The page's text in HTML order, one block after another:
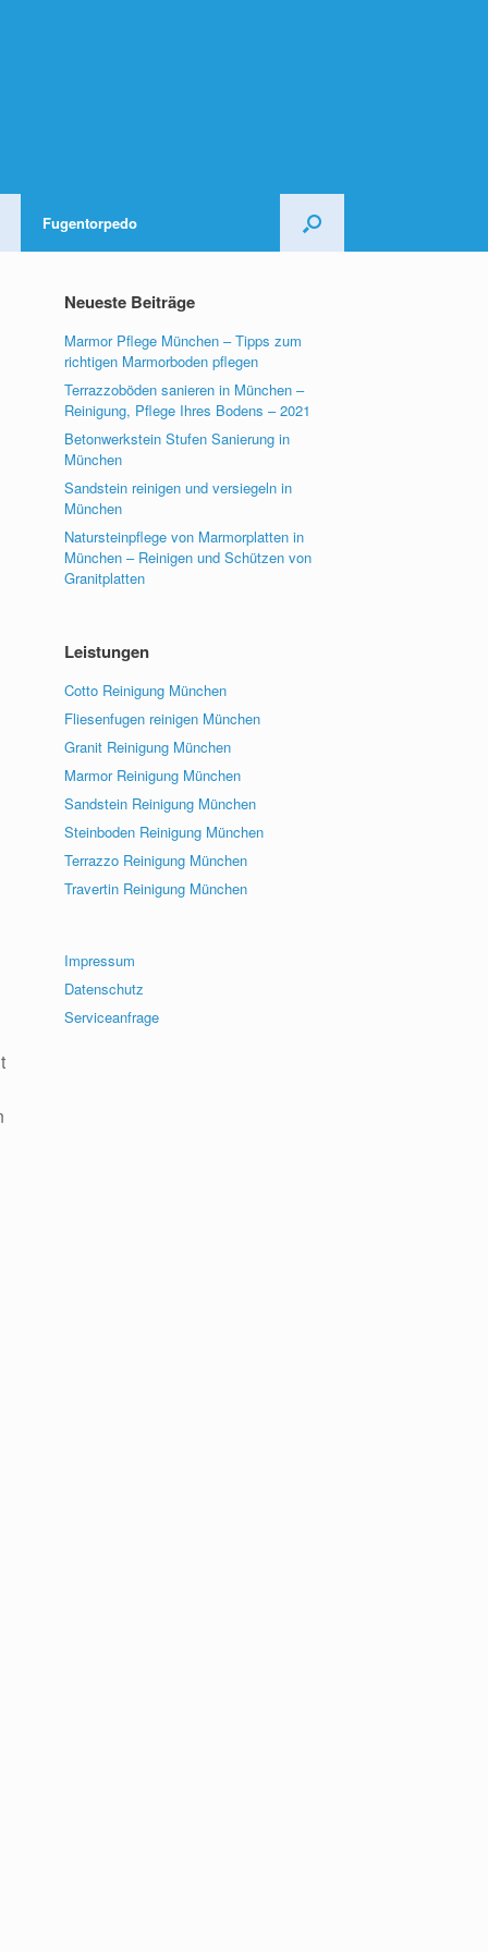
Fugentorpedo
Neueste Beiträge
Marmor Pflege München – Tipps zum
richtigen Marmorboden pflegen
Terrazzoböden sanieren in München –
Reinigung, Pflege Ihres Bodens – 2021
Betonwerkstein Stufen Sanierung in
München
Sandstein reinigen und versiegeln in
München
Natursteinpflege von Marmorplatten in
München – Reinigen und Schützen von
Granitplatten
Leistungen
Cotto Reinigung München
Fliesenfugen reinigen München
Granit Reinigung München
Marmor Reinigung München
Sandstein Reinigung München
Steinboden Reinigung München
Terrazzo Reinigung München
Travertin Reinigung München
Impressum
Datenschutz
Serviceanfrage